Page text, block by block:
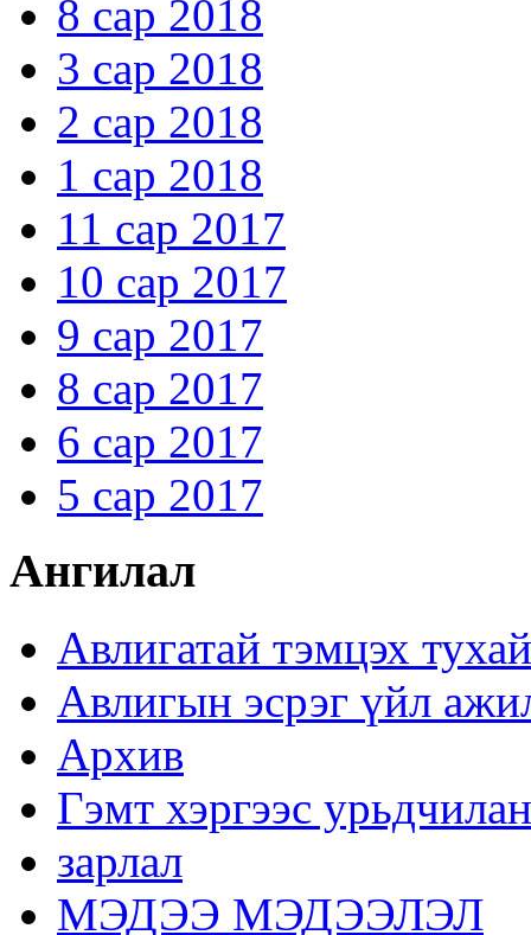
8 сар 2018
3 сар 2018
2 сар 2018
1 сар 2018
11 сар 2017
10 сар 2017
9 сар 2017
8 сар 2017
6 сар 2017
5 сар 2017
Ангилал
Авлигатай тэмцэх тухай
Авлигын эсрэг үйл
Архив
Гэмт хэргээс
зарлал
МЭДЭЭ МЭДЭЭЛЭЛ